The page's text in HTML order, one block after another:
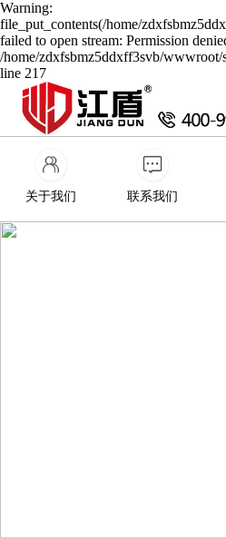
Warning:
file_put_contents(/home/
failed to open stream: Permission
/home/zdxfsbmz5ddxff3svb/wwwroot/
line 217
关于我们 联系我们